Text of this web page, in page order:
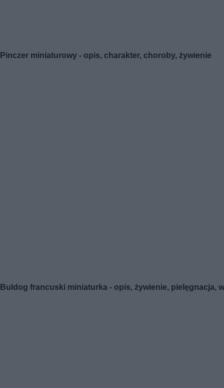
Pinczer miniaturowy - opis, charakter, choroby, żywienie
Buldog francuski miniaturka - opis, żywienie, pielęgnacja,